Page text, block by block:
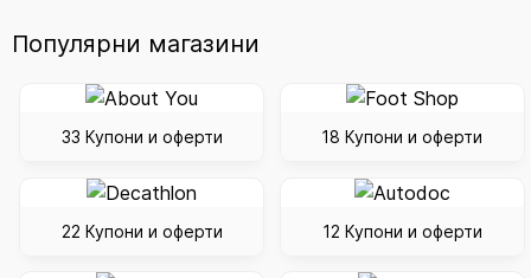
Популярни магазини
33 Купони и оферти 18 Купони и оферти
22 Купони и оферти 12 Купони и оферти